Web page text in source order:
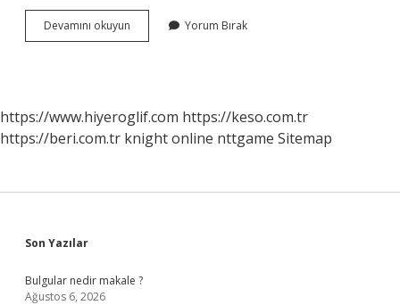
Devamını okuyun Mümkür
Ne
Yorum Bırak
https://www.hiyeroglif.com https://keso.com.tr
https://beri.com.tr knight online nttgame Sitemap
Sidebar
Son Yazılar
Bulgular nedir makale ?
Ağustos 6, 2026